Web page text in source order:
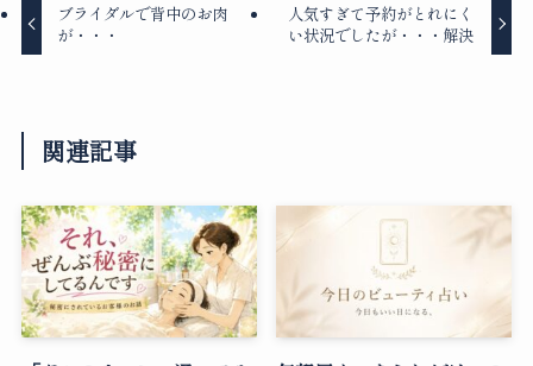
ブライダルで背中のお肉
が・・・
人気すぎて予約がとれにく
い状況でしたが・・・解決
関連記事